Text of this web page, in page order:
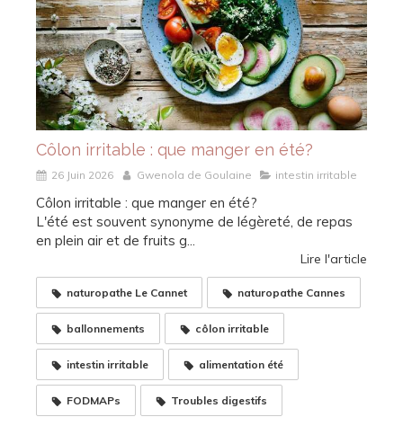
Côlon irritable : que manger en été?
26 Juin 2026 Gwenola de Goulaine intestin irritable
Côlon irritable : que manger en été?
L'été est souvent synonyme de légèreté, de repas
en plein air et de fruits g...
Lire l'article
naturopathe Le Cannet naturopathe Cannes
ballonnements côlon irritable
intestin irritable alimentation été
FODMAPs Troubles digestifs